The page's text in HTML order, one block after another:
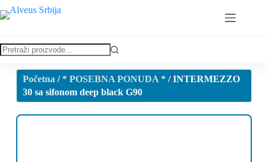
Početna / * POSEBNA PONUDA * / INTERMEZZO
30 sa sifonom deep black G90